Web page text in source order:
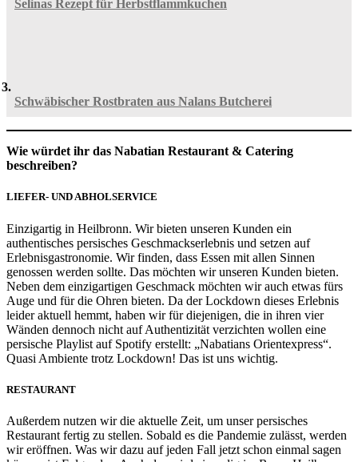
Selinas Rezept für Herbstflammkuchen
Schwäbischer Rostbraten aus Nalans Butcherei
Wie würdet ihr das Nabatian Restaurant & Catering
beschreiben?
LIEFER- UND ABHOLSERVICE
Einzigartig in Heilbronn. Wir bieten unseren Kunden ein
authentisches persisches Geschmackserlebnis und setzen auf
Erlebnisgastronomie. Wir finden, dass Essen mit allen Sinnen
genossen werden sollte. Das möchten wir unseren Kunden bieten.
Neben dem einzigartigen Geschmack möchten wir auch etwas fürs
Auge und für die Ohren bieten. Da der Lockdown dieses Erlebnis
leider aktuell hemmt, haben wir für diejenigen, die in ihren vier
Wänden dennoch nicht auf Authentizität verzichten wollen eine
persische Playlist auf Spotify erstellt: „Nabatians Orientexpress“.
Quasi Ambiente trotz Lockdown! Das ist uns wichtig.
RESTAURANT
Außerdem nutzen wir die aktuelle Zeit, um unser persisches
Restaurant fertig zu stellen. Sobald es die Pandemie zulässt, werden
wir eröffnen. Was wir dazu auf jeden Fall jetzt schon einmal sagen